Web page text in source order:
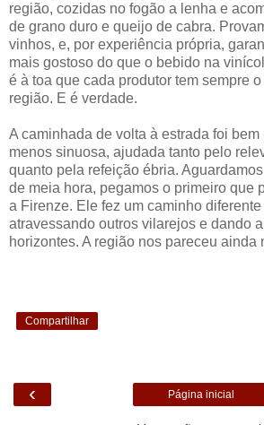
região, cozidas no fogão a lenha e
de grano duro e queijo de cabra.
vinhos, e, por experiência própria,
mais gostoso do que o bebido na
é à toa que cada produtor tem sempre
região. E é verdade.
A caminhada de volta à estrada foi
menos sinuosa, ajudada tanto pelo
quanto pela refeição ébria.
de meia hora, pegamos o primeiro que
a Firenze. Ele fez um caminho diferente
atravessando outros vilarejos e dando
horizontes. A região nos pareceu ainda
Compartilhar
‹ Página inicial